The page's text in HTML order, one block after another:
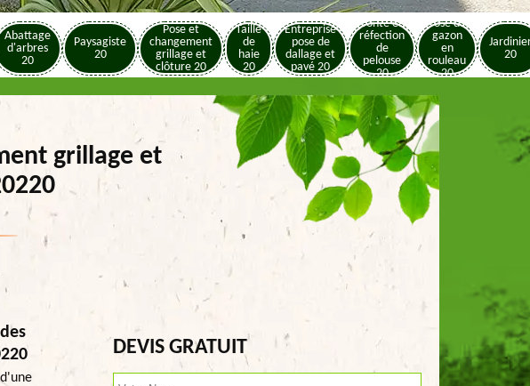
Abattage
d'arbres
20
Paysagiste
20
Pose et
changement
grillage et
clôture 20
Taille
de
haie
20
Entreprise
pose de
dallage et
pavé 20
Tonte et
réfection
de
pelouse
20
Pose de
gazon
en
rouleau
20
20
grillage et
DEVIS GRATUIT